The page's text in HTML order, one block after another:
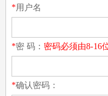
*用户名
*密 码： 密码必须由8-16
*确认密码：